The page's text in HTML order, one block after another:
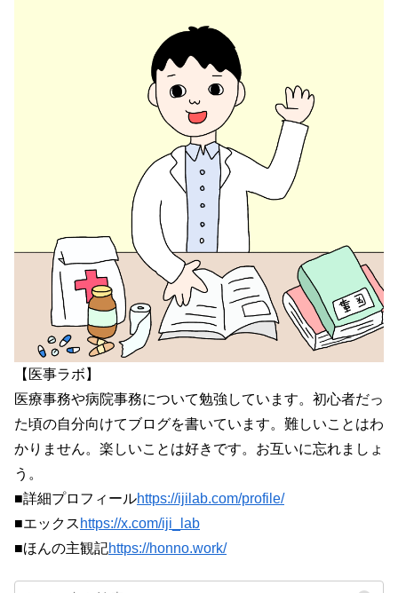
【医事ラボ】
医療事務や病院事務について勉強しています。初心者だっ
た頃の自分向けてブログを書いています。難しいことはわ
かりません。楽しいことは好きです。お互いに忘れましょ
う。
■詳細プロフィールhttps://ijilab.com/profile/
■エックス https://x.com/iji_lab
■ほんの主観記https://honno.work/